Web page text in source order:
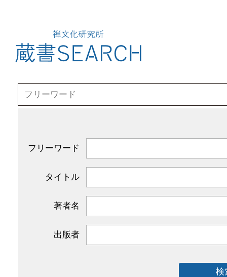
フリーワード
タイトル
著者名
出版者
検